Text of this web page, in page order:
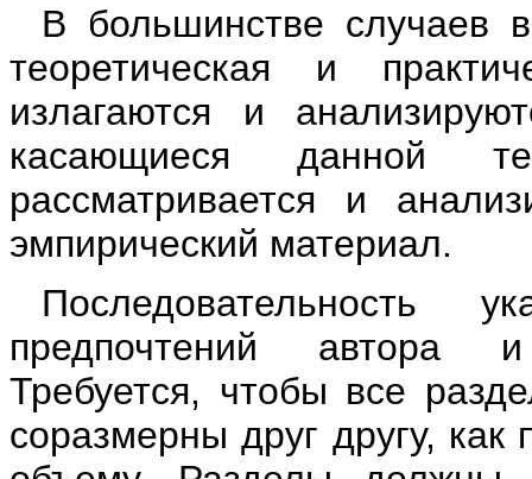
В большинстве случаев
теоретическая и
излагаются и
касающиеся данной
рассматривается и
эмпирический материал.
Последовательность
предпочтений автора
Требуется, чтобы все
соразмерны друг другу,